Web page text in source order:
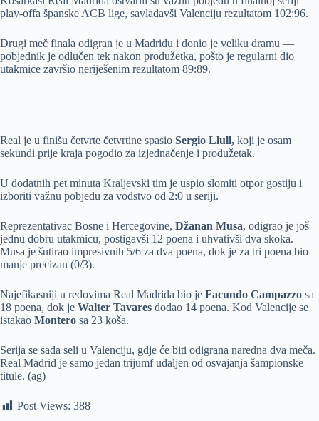
play-offa španske ACB lige, savladavši Valenciju rezultatom 102:96.
Drugi meč finala odigran je u Madridu i donio je veliku dramu —
pobjednik je odlučen tek nakon produžetka, pošto je regularni dio
utakmice završio neriješenim rezultatom 89:89.
Real je u finišu četvrte četvrtine spasio Sergio Llull, koji je osam
sekundi prije kraja pogodio za izjednačenje i produžetak.
U dodatnih pet minuta Kraljevski tim je uspio slomiti otpor gostiju i
izboriti važnu pobjedu za vodstvo od 2:0 u seriji.
Reprezentativac Bosne i Hercegovine, Džanan Musa, odigrao je još
jednu dobru utakmicu, postigavši 12 poena i uhvativši dva skoka.
Musa je šutirao impresivnih 5/6 za dva poena, dok je za tri poena bio
manje precizan (0/3).
Najefikasniji u redovima Real Madrida bio je Facundo Campazzo sa
18 poena, dok je Walter Tavares dodao 14 poena. Kod Valencije se
istakao Montero sa 23 koša.
Serija se sada seli u Valenciju, gdje će biti odigrana naredna dva meča.
Real Madrid je samo jedan trijumf udaljen od osvajanja šampionske
titule. (ag)
Post Views: 388